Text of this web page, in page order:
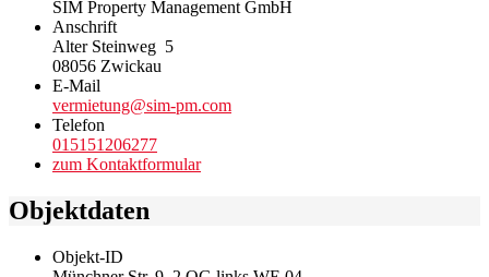
SIM Property Management GmbH
Anschrift
Alter Steinweg 5
08056 Zwickau
E-Mail
vermietung@sim-pm.com
Telefon
015151206277
zum Kontaktformular
Objektdaten
Objekt-ID